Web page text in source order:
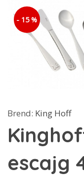
- 15 %
Brend: King Hoff
escajg